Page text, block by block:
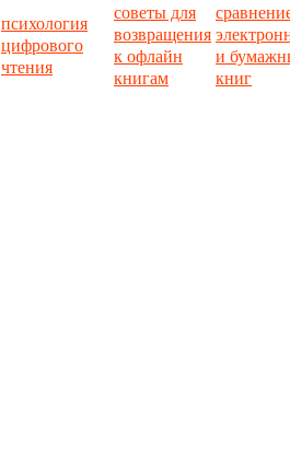
психология
цифрового
чтения
советы для
возвращения
к офлайн
книгам
и
книг